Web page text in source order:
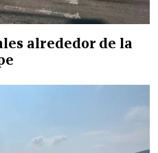
alrededor de la